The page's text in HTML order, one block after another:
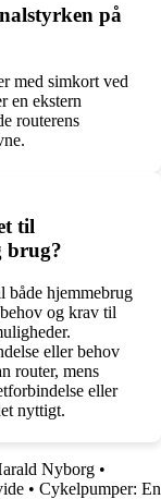
på
med simkort ved
en ekstern
routerens
til
brug?
både hjemmebrug
og krav til
eller behov
router, mens
eller
nyttigt.
Nyborg •
• Cykelpumper: En